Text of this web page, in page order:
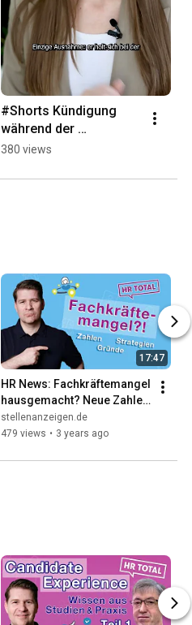
#Shorts Kündigung
während der
Schwangerschaft
380 views
17:47
HR News: Fachkräftemangel
hausgemacht? Neue Zahlen
& beste Strategien 💥 (feat.
Henner Knabenreich)
stellenanzeigen.de
479 views • 3 years ago